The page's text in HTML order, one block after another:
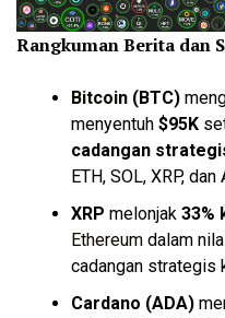
Rangkuman Berita dan
Bitcoin (BTC)
menyentuh $95K
cadangan
ETH, SOL, XRP, dan
XRP melonjak 33%
Ethereum dalam
cadangan strategis
Cardano (ADA)